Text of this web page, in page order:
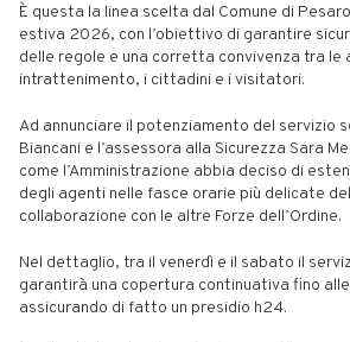
È questa la linea scelta dal Comune di
estiva 2026, con l’obiettivo di garantire
delle regole e una corretta convivenza tra
intrattenimento, i cittadini e i visitatori.
Ad annunciare il potenziamento del servizio
Biancani e l’assessora alla Sicurezza Sara
come l’Amministrazione abbia deciso di
degli agenti nelle fasce orarie più delicate
collaborazione con le altre Forze dell’Ordine.
Nel dettaglio, tra il venerdì e il sabato il
garantirà una copertura continuativa fino
assicurando di fatto un presidio h24.